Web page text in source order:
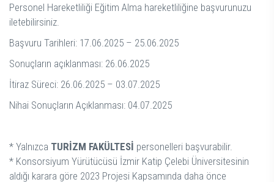
Personel Hareketliliği Eğitim Alma hareketliliğine başvurunuzu
iletebilirsiniz.
Başvuru Tarihleri: 17.06.2025 – 25.06.2025
Sonuçların açıklanması: 26.06.2025
İtiraz Süreci: 26.06.2025 – 03.07.2025
Nihai Sonuçların Açıklanması: 04.07.2025
* Yalnızca TURİZM FAKÜLTESİ personelleri başvurabilir.
* Konsorsiyum Yürütücüsü İzmir Katip Çelebi Üniversitesinin
aldığı karara göre 2023 Projesi Kapsamında daha önce